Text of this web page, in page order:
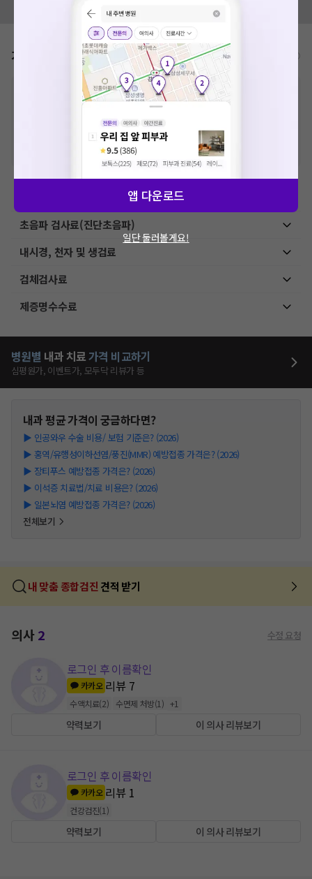
모두닥 팀에 알려주세요!
가격표 비급여/급여 진료란?
비급여 항목의 경우,추가비용 등으로 실제 가격과 상이할 수 있으니, 정확
한 가격은 해당 의료기관에 직접 문의해주세요.
격입니다. (진료와 연관된 복합적인 비용이 추가되어, 병원마다 금액이 다르게
산정될 수 있는 점 참고 바랍니다.)
※ 이벤트가, 할인가는VAT 포함
초음파 검사료(진단초음파)
내시경, 천자 및 생검료
검체검사료
제증명수수료
병원별 내과 치료가격 비교하기
심평원가, 이벤트가, 모두닥 리뷰가 등
내과평균 가격이 궁금하다면?
▶ 인공와우 수술 비용/ 보험 기준은? (2026)
▶ 홍역/유행성이하선염/풍진(MMR) 예방접종 가격은? (2026)
▶ 장티푸스 예방접종 가격은? (2026)
▶ 이석증 치료법/치료 비용은? (2026)
▶ 일본뇌염 예방접종 가격은? (2026)
전체보기
내 맞춤 종합검진 견적 받기
의사2 수정 요청
로그인 후 이름확인
카카오 리뷰 7
수액치료(2) 수면제 처방(1 ) +1
약력보기 이 의사 리뷰보기
로그인 후 이름확인
카카오 리뷰 1
건강검진(1 )
약력보기 이 의사 리뷰보기
앱 다운로드
일단 둘러볼게요!